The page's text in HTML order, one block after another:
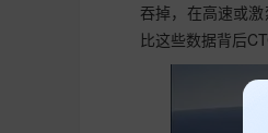
吞掉，在高速或
比这些数据背后